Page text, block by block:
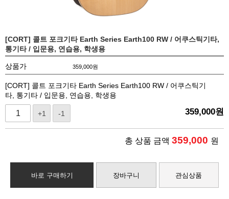
[CORT] 콜트 포크기타 Earth Series Earth100 RW / 어쿠스틱기타,
통기타 / 입문용, 연습용, 학생용
상품가 359,000원
[CORT] 콜트 포크기타 Earth Series Earth100 RW / 어쿠스틱기
타, 통기타 / 입문용, 연습용, 학생용
+1 -1 359,000원
총 상품 금액 359,000 원
바로 구매하기 장바구니 관심상품